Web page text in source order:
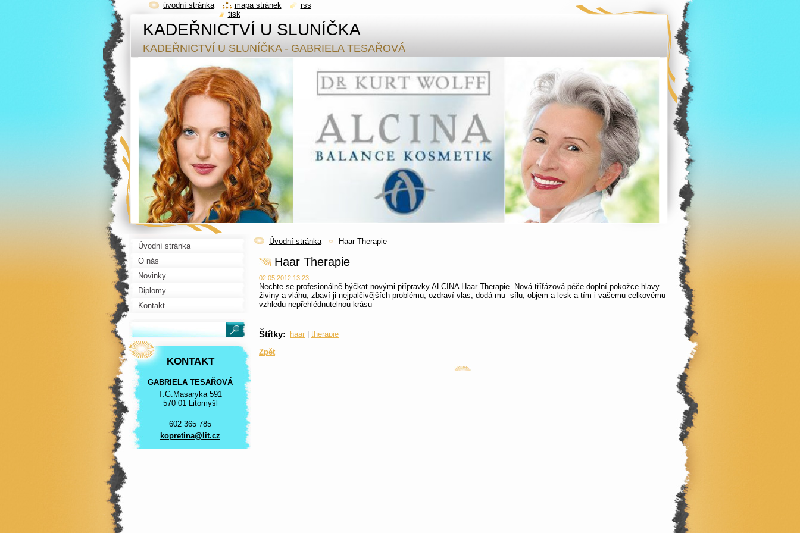
KADEŘNICTVÍ U SLUNÍČKA
KADEŘNICTVÍ U SLUNÍČKA - GABRIELA TESAŘOVÁ
Úvodní stránka Haar Therapie
Haar Therapie
02.05.2012 13:23
Nechte se profesionálně hýčkat novými přípravky ALCINA Haar Therapie. Nová třífázová péče doplní pokožce hlavy
živiny a vláhu, zbaví ji nejpalčivějších problému, ozdraví vlas, dodá mu sílu, objem a lesk a tím i vašemu celkovému
vzhledu nepřehlédnutelnou krásu
Štítky: haar
therapie
Zpět
Úvodní stránka
O nás
Novinky
Diplomy
Kontakt
KONTAKT
GABRIELA TESAŘOVÁ
T.G.Masaryka 591
570 01 Litomyšl
602 365 785
kopretina@lit.cz
úvodní stránka mapa stránek
rss
tisk